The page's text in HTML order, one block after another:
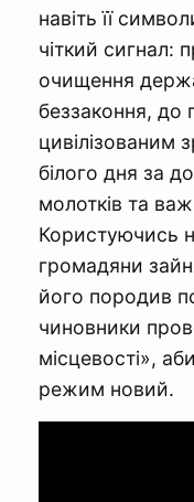
навіть її
чіткий сигнал:
очищення
беззаконня, до
цивілізованим
білого дня за
молотків та
Користуючись
громадяни
його породив
чиновники
місцевості»,
режим новий.